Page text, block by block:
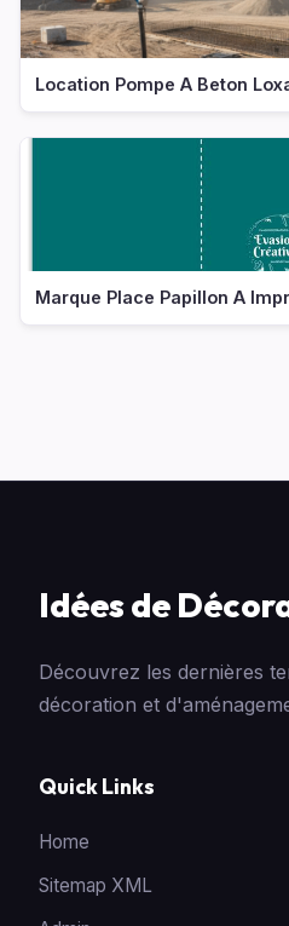
Location Pompe A Beton
Marque Place Papillon A
Idées de
Découvrez les dernières
décoration et
Quick Links
Home
Sitemap XML